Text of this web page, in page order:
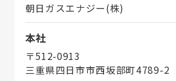
朝日ガスエナジー(株)
本社
〒512-0913
三重県四日市市西坂部町4789-2